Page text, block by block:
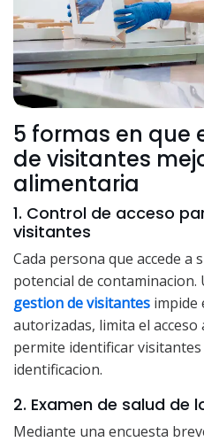
5 formas en que
de visitantes
alimentaria
1. Control de acceso
visitantes
Cada persona que accede a
potencial de contaminacion.
gestion de visitantes impide
autorizadas, limita el acceso
permite identificar
identificacion.
2. Examen de salud de
Mediante una encuesta